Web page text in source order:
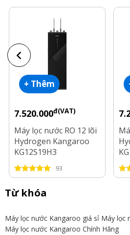
+ Thêm
7.520.000đ(VAT)
Máy lọc nước RO 12 lõi
Hydrogen Kangaroo
KG12S19H3
93
Từ khóa
Máy lọc nước Kangaroo giá sỉ Máy lọc
Máy lọc nước Kangaroo Chính Hãng